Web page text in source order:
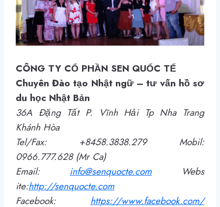
CÔNG TY CỔ PHẦN SEN QUỐC TẾ
Chuyên Đào tạo Nhật ngữ – tư vấn hồ sơ
du học Nhật Bản
36A Đặng Tất P. Vĩnh Hải Tp Nha Trang
Khánh Hòa
Tel/Fax: +8458.3838.279 Mobil:
0966.777.628 (Mr Ca)
Email: info@senquocte.com
Webs
ite:http://senquocte.com
Facebook:
https://www.facebook.com/